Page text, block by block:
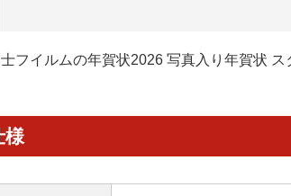
フイルムの年賀状2026 写真入り年賀状
様